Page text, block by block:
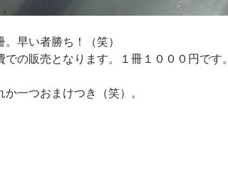
。早い者勝ち！（笑）
での販売となります。１冊１０００円です。
か一つおまけつき（笑）。